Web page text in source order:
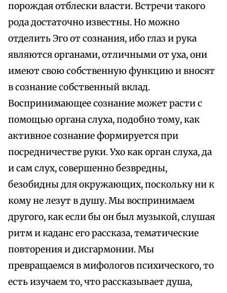
порождая отблески власти. Встречи такого
рода достаточно известны. Но можно
отделить Эго от сознания, ибо глаз и рука
являются органами, отличными от уха, они
имеют свою собственную функцию и вносят
в сознание собственный вклад.
Воспринимающее сознание может расти с
помощью органа слуха, подобно тому, как
активное сознание формируется при
посредничестве руки. Ухо как орган слуха, да
и сам слух, совершенно безвредны,
безобидны для окружающих, поскольку ни к
кому не лезут в душу. Мы воспринимаем
другого, как если бы он был музыкой, слушая
ритм и каданс его рассказа, тематические
повторения и дисгармонии. Мы
превращаемся в мифологов психического, то
есть изучаем то, что рассказывает душа,